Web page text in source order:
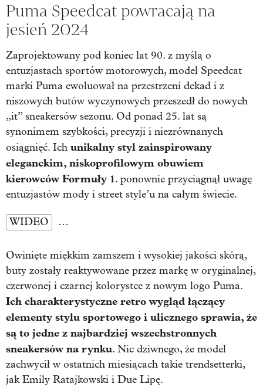
Puma Speedcat powracają na
jesień 2024
Zaprojektowany pod koniec lat 90. z myślą o
entuzjastach sportów motorowych, model Speedcat
marki Puma ewoluował na przestrzeni dekad i z
niszowych butów wyczynowych przeszedł do nowych
„it” sneakersów sezonu. Od ponad 25. lat są
synonimem szybkości, precyzji i niezrównanych
osiągnięć. Ich unikalny styl zainspirowany
eleganckim, niskoprofilowym obuwiem
kierowców Formuły 1. ponownie przyciągnął uwagę
entuzjastów mody i street style’u na całym świecie.
WIDEO …
Owinięte miękkim zamszem i wysokiej jakości skórą,
buty zostały reaktywowane przez markę w oryginalnej,
czerwonej i czarnej kolorystce z nowym logo Puma.
Ich charakterystyczne retro wygląd łączący
elementy stylu sportowego i ulicznego sprawia, że
są to jedne z najbardziej wszechstronnych
sneakersów na rynku. Nic dziwnego, że model
zachwycił w ostatnich miesiącach takie trendsetterki,
jak Emily Ratajkowski i Due Lipę.